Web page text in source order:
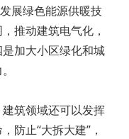
展绿色能源供暖技
推动建筑电气化，
加大小区绿化和城
筑领域还可以发挥
防止“大拆大建”，